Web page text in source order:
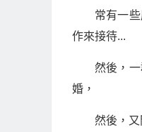
常有一
作來接待...
然後，
婚，
然後，